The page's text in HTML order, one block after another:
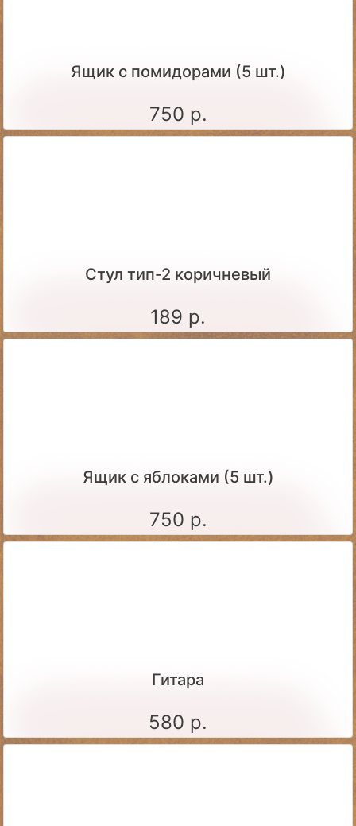
Ящик c помидорами (5 шт.)
750 р.
Стул тип-2 коричневый
189 р.
Ящик c яблоками (5 шт.)
750 р.
Гитара
580 р.